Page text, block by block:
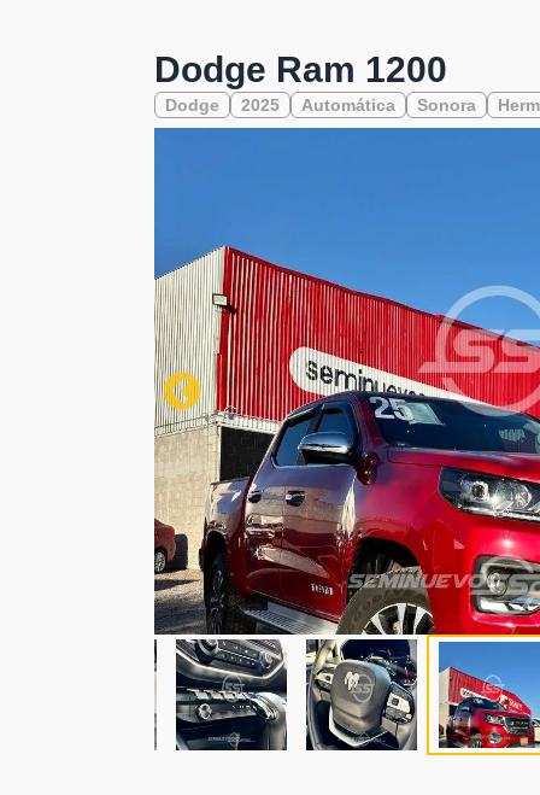
Dodge Ram 1200
Dodge 2025 Automática Sonora